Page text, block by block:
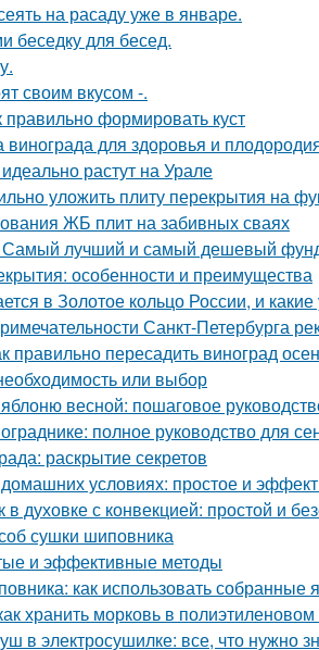
на расаду уже в январе.
беседку для бесед.
своим вкусом -.
формировать куст
винограда для здоровья и
растут на Урале
уложить плиту перекрытия на
ЖБ плит на забивных сваях
лучший и самый дешевый
особенности и преимущества
в Золотое кольцо России, и
Санкт-Петербурга
правильно пересадить виноград
или выбор
весной: пошаговое
полное руководство для
раскрытие секретов
условиях: простое и
духовке с конвекцией: простой и
сушки шиповника
и эффективные методы
как использовать собранные
хранить морковь в
в электросушилке: все, что нужно